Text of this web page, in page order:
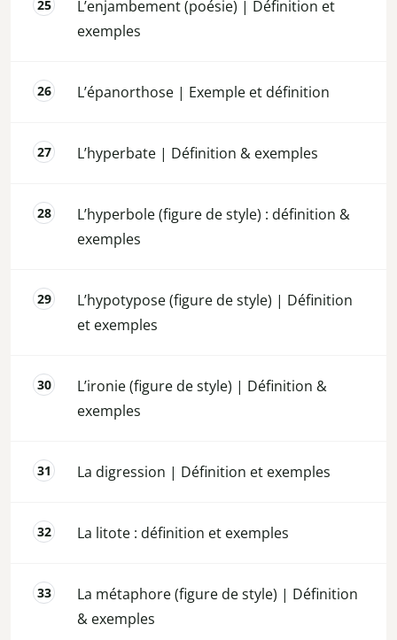
L’enjambement (poésie) | Définition et
exemples
L’épanorthose | Exemple et définition
L’hyperbate | Définition & exemples
L’hyperbole (figure de style) : définition &
exemples
L’hypotypose (figure de style) | Définition
et exemples
L’ironie (figure de style) | Définition &
exemples
La digression | Définition et exemples
La litote : définition et exemples
La métaphore (figure de style) | Définition
& exemples